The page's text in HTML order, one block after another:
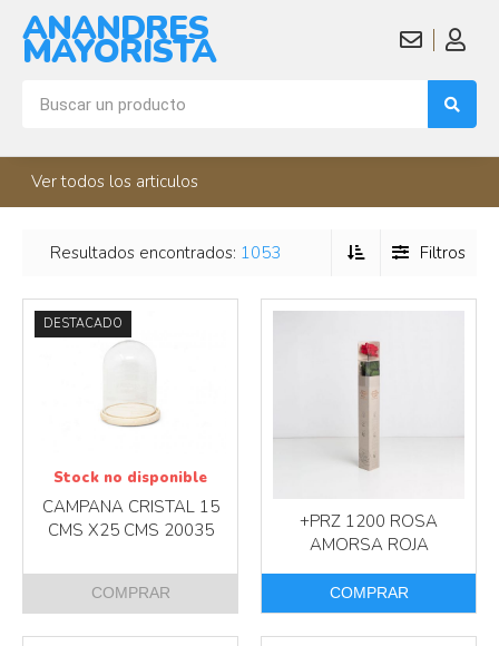
ANANDRES
MAYORISTA
Ver todos los articulos
Resultados encontrados: 1053 Filtros
DESTACADO
CAMPANA CRISTAL 15
CMS X25 CMS 20035
Stock no disponible
COMPRAR
+PRZ 1200 ROSA
AMORSA ROJA
COMPRAR
Más info Más info